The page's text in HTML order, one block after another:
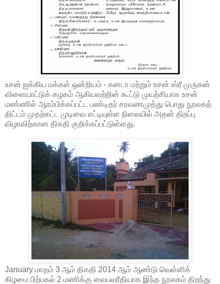
உசன் ஐக்கிய மக்கள் ஒன்றியம் - கனடா மற்றும் உசன் ஸ்ரீ முருகன்
விளையாட்டுக் கழகம் ஆகியவற்றின் கூட்டு முயற்சியாக உசன்
மண்ணில் ஆரம்பிக்கப்பட்ட பண்டிதர் சரவணமுத்து பொது நூலகத்
திட்டம் முதற்கட்ட முடிவை எட்டியுள்ள நிலையில் அதன் திறப்பு
விழாவிற்கான திகதி குறிக்கப்பட்டுள்ளது.
January மாதம் 3 ஆம் திகதி 2014 ஆம் ஆண்டு வெள்ளிக்
கிழமை பிற்பகல் 2 மணிக்கு வைபவரீதியாக இந்த நூலகம் திறந்து